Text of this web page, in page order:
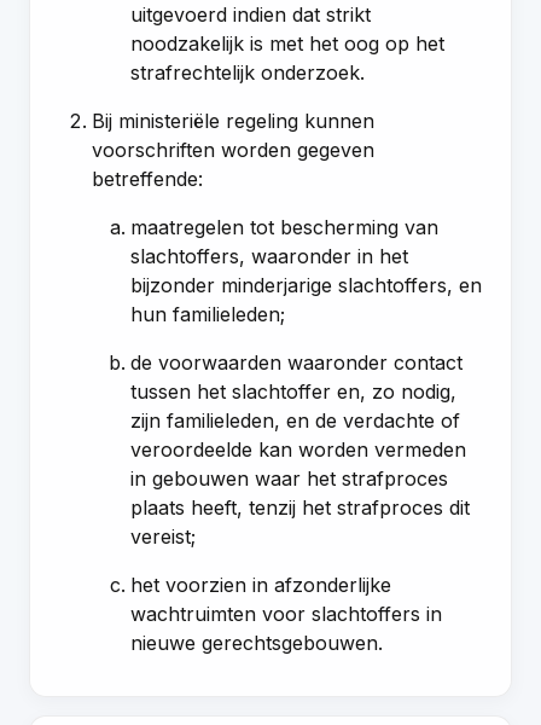
uitgevoerd indien dat strikt
noodzakelijk is met het oog op het
strafrechtelijk onderzoek.
Bij ministeriële regeling kunnen
voorschriften worden gegeven
betreffende:
maatregelen tot bescherming van
slachtoffers, waaronder in het
bijzonder minderjarige slachtoffers, en
hun familieleden;
de voorwaarden waaronder contact
tussen het slachtoffer en, zo nodig,
zijn familieleden, en de verdachte of
veroordeelde kan worden vermeden
in gebouwen waar het strafproces
plaats heeft, tenzij het strafproces dit
vereist;
het voorzien in afzonderlijke
wachtruimten voor slachtoffers in
nieuwe gerechtsgebouwen.